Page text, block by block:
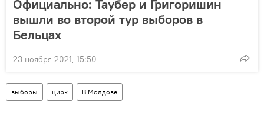
Официально: Таубер и Григоришин
вышли во второй тур выборов в
Бельцах
23 ноября 2021, 15:50
выборы цирк В Молдове